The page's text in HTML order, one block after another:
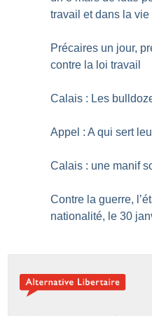
travail et dans la vie
Précaires un jour,
contre la loi travail
Calais : Les
Appel : A qui sert
Calais : une manif
Contre la guerre,
nationalité, le 30